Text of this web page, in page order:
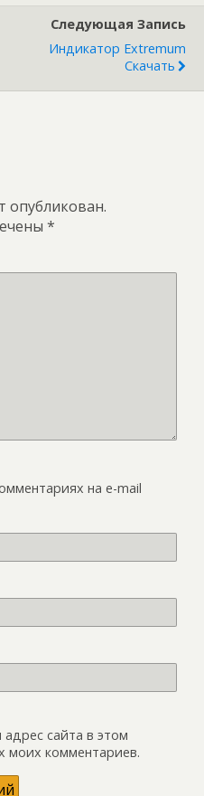
Следующая Запись
Индикатор Extremum
Скачать
опубликован.
*
на e-mail
сайта в этом
моих комментариев.